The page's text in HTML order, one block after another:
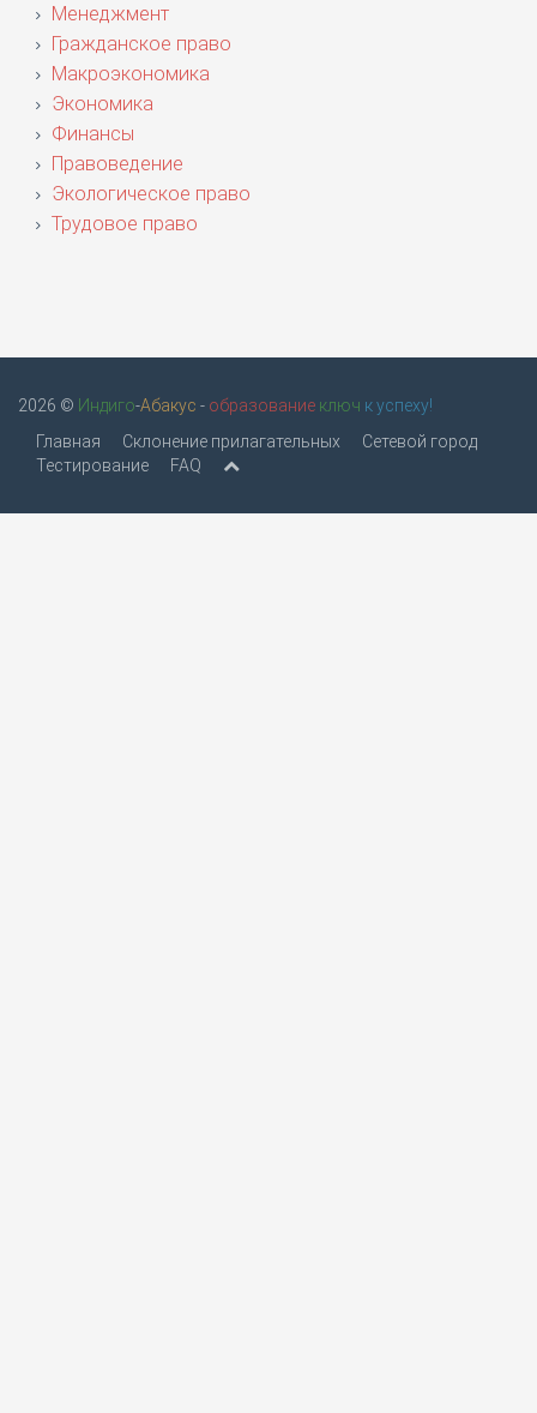
Менеджмент
Гражданское право
Макроэкономика
Экономика
Финансы
Правоведение
Экологическое право
Трудовое право
2026 © Индиго-Абакус - образование ключ к успеху!
Главная
Склонение прилагательных
Сетевой город
Тестирование
FAQ